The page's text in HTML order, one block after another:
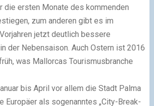
die ersten Monate des kommenden
zum anderen gibt es im
jetzt deutlich bessere
der Nebensaison. Auch Ostern ist 2016
was Mallorcas Tourismusbranche
bis April vor allem die Stadt Palma
Europäer als sogenanntes „City-Break-